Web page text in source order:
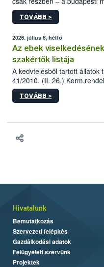
állomás a Kis Rókus utca 15.
tervezett új épületébe.
TOVÁBB >
2026. július 6, hétfő
Az ebek
szakértők listája
A kedvtelésből tartott állatok
41/2010. (II. 26.)
sérülés, illetve ennek
hatósági feladatokat,
TOVÁBB >
Hivatalunk
Bemutatkozás
Szervezeti felépítés
Gazdálkodási adatok
Felügyeleti szervünk
Projektek